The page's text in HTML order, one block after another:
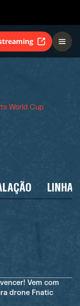
World Cup
LINHA
Vem com
drone Fnatic